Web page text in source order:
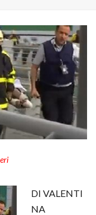
DI VALENTI
NA